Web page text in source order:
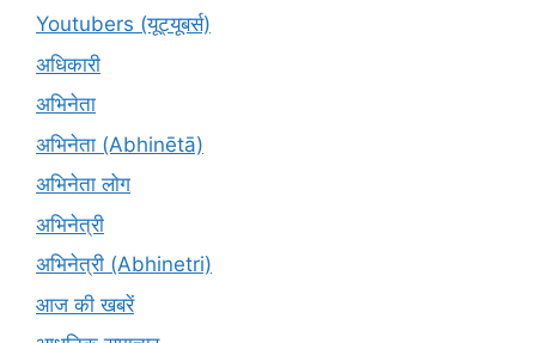
Youtubers (यूट्यूबर्स)
अधिकारी
अभिनेता
अभिनेता (Abhinētā)
अभिनेता लोग
अभिनेत्री
अभिनेत्री (Abhinetri)
आज की खबरें